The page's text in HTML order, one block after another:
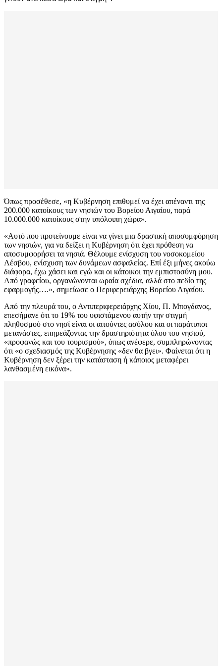
Όπως προσέθεσε, «η Κυβέρνηση επιθυμεί να έχει απέναντι της
200.000 κατοίκους των νησιών του Βορείου Αιγαίου, παρά
10.000.000 κατοίκους στην υπόλοιπη χώρα».
«Αυτό που προτείνουμε είναι να γίνει μια δραστική αποσυμφόρηση
των νησιών, για να δείξει η Κυβέρνηση ότι έχει πρόθεση να
αποσυμφορήσει τα νησιά. Θέλουμε ενίσχυση του νοσοκομείου
Λέσβου, ενίσχυση των δυνάμεων ασφαλείας. Επί έξι μήνες ακούω
διάφορα, έχω χάσει και εγώ και οι κάτοικοι την εμπιστοσύνη μου.
Από γραφείου, οργανώνονται ωραία σχέδια, αλλά στο πεδίο της
εφαρμογής….», σημείωσε ο Περιφερειάρχης Βορείου Αιγαίου.
Από την πλευρά του, ο Αντιπεριφερειάρχης Χίου, Π. Μπογδανος,
επεσήμανε ότι το 19% του υφιστάμενου αυτήν την στιγμή
πληθυσμού στο νησί είναι οι αιτούντες ασύλου και οι παράτυποι
μετανάστες, επηρεάζοντας την δραστηριότητα όλου του νησιού,
«προφανώς και του τουρισμού», όπως ανέφερε, συμπληρώνοντας
ότι «ο σχεδιασμός της Κυβέρνησης «δεν θα βγει». Φαίνεται ότι η
Κυβέρνηση δεν ξέρει την κατάσταση ή κάποιος μεταφέρει
λανθασμένη εικόνα».